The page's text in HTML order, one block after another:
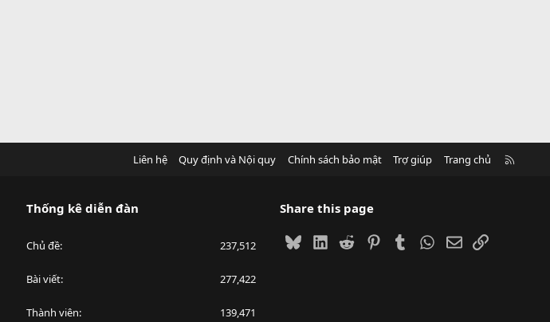
Liên hệ Quy định và Nội quy Chính sách bảo mật Trợ giúp Trang chủ
Thống kê diễn đàn
Chủ đề 237,512
Bài viết 277,422
Thành viên 139,471
Share this page
BlueskyLinkedIn
Reddit PinterestTumblrWhatsApp
EmailLink